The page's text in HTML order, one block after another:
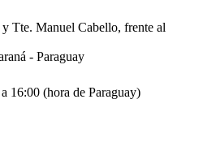
Tte. Manuel Cabello, frente al
- Paraguay
16:00 (hora de Paraguay)